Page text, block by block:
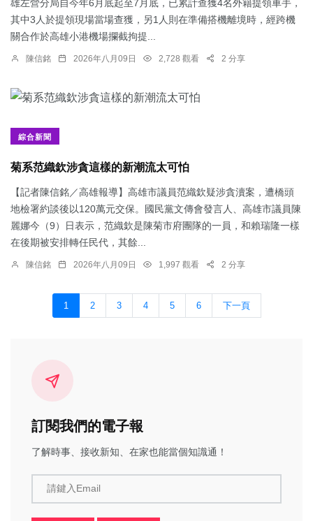
雄左營分局自今年6月底起至7月底，已累計查獲4名外籍提領車手，
其中3人於提領現場當場查獲，另1人則在準備搭機離境時，經跨機
關合作於高雄小港機場攔截拘提...
陳信銘 2026年八月09日 2,728 觀看 2 分享
綜合新聞
菊系范織欽涉貪這樣的新潮流太可怕
【記者陳信銘／高雄報導】高雄市議員范織欽疑涉貪瀆案，遭橋頭
地檢署約談後以120萬元交保。國民黨文傳會發言人、高雄市議員陳
麗娜今（9）日表示，范織欽是陳菊市府團隊的一員，和賴瑞隆一樣
在後期被安排轉任民代，其餘...
陳信銘 2026年八月09日 1,997 觀看 2 分享
1 2 3 4 5 6 下一頁
訂閱我們的電子報
了解時事、接收新知、在家也能當個知識通！
請鍵入Email